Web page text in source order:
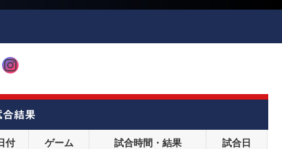
Instagram
合結果
付 ゲーム 試合時間・結果 試合日